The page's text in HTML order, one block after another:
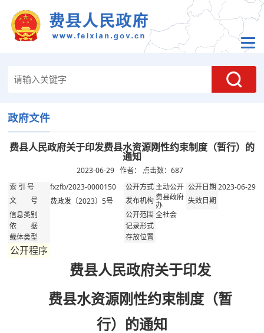
政府文件
费县人民政府关于印发费县水资源刚性约束制度（暂行）的
通知
2023-06-29 作者： 点击数：687
索 引 号 fxzfb/2023-0000150 公开方式 主动公开 公开日期2023-06-29
文 号 费政发〔2023〕5号 发布机构费县政府
办
失效日期
信息类别
公开范围全社会
依 据
记录形式
载体类型
存放位置
公开程序
费县人民政府关于印发
费县水资源刚性约束制度（暂
行）的通知